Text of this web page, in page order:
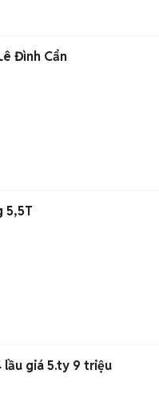
Đình Cẩn
5,5T
lầu giá 5.ty 9 triệu